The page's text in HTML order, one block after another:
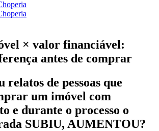
× valor financiável:
antes de comprar
relatos de pessoas que
um imóvel com
e durante o processo o
SUBIU, AUMENTOU?